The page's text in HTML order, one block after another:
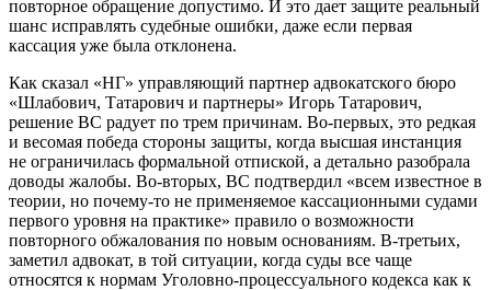
повторное обращение допустимо. И это дает защите реальный
шанс исправлять судебные ошибки, даже если первая
кассация уже была отклонена.
Как сказал «НГ» управляющий партнер адвокатского бюро
«Шлабович, Татарович и партнеры» Игорь Татарович,
решение ВС радует по трем причинам. Во-первых, это редкая
и весомая победа стороны защиты, когда высшая инстанция
не ограничилась формальной отпиской, а детально разобрала
доводы жалобы. Во-вторых, ВС подтвердил «всем известное в
теории, но почему-то не применяемое кассационными судами
первого уровня на практике» правило о возможности
повторного обжалования по новым основаниям. В-третьих,
заметил адвокат, в той ситуации, когда суды все чаще
относятся к нормам Уголовно-процессуального кодекса как к